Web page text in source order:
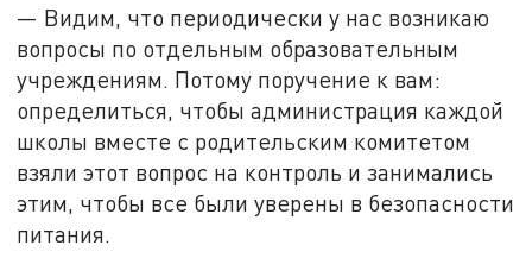
— Видим, что периодически у нас возникаю
вопросы по отдельным образовательным
учреждениям. Потому поручение к вам:
определиться, чтобы администрация каждой
школы вместе с родительским комитетом
взяли этот вопрос на контроль и занимались
этим, чтобы все были уверены в безопасности
питания.